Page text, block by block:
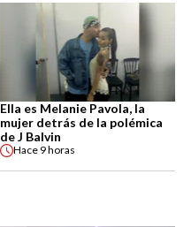
Ella es Melanie Pavola, la
mujer detrás de la polémica
de J Balvin
Hace 9 horas